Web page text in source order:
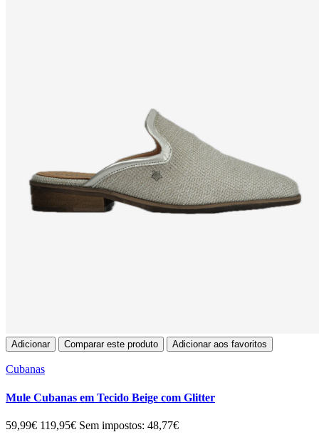
Adicionar Comparar este produto Adicionar aos favoritos
Cubanas
Mule Cubanas em Tecido Beige com Glitter
59,99€ 119,95€ Sem impostos: 48,77€